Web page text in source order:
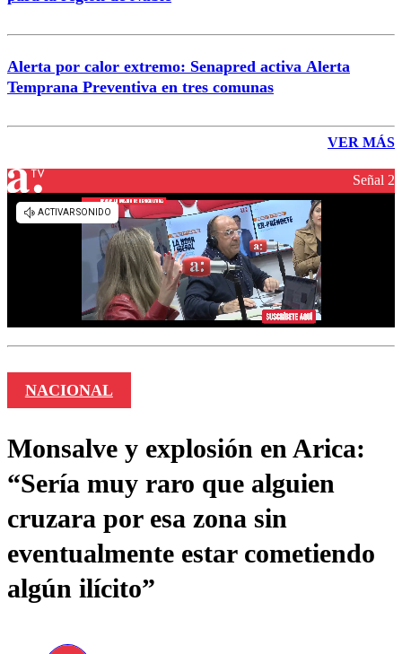
Alerta por calor extremo: Senapred activa Alerta
Temprana Preventiva en tres comunas
VER MÁS
Señal 2
NACIONAL
Monsalve y explosión en Arica:
“Sería muy raro que alguien
cruzara por esa zona sin
eventualmente estar cometiendo
algún ilícito”